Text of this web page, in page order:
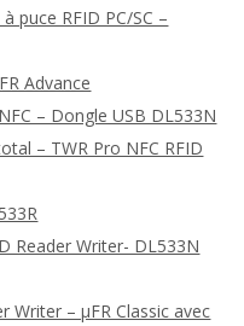
puce RFID PC/SC –
Advance
– Dongle USB DL533N
– TWR Pro NFC RFID
Reader Writer- DL533N
Writer – μFR Classic avec